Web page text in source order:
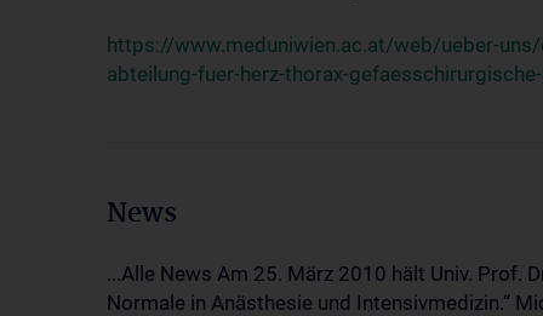
https://www.meduniwien.ac.at/web/ueber-
abteilung-fuer-herz-thorax-
News
...Alle News Am 25. März 2010 hält Univ. Prof.
Normale in Anästhesie und Intensivmedizin.“